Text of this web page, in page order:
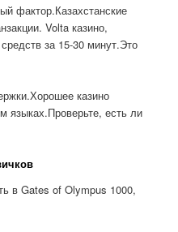
фактор.Казахстанские
Volta казино,
за 15-30 минут.Это
казино
языках.Проверьте, есть ли
в Gates of Olympus 1000,